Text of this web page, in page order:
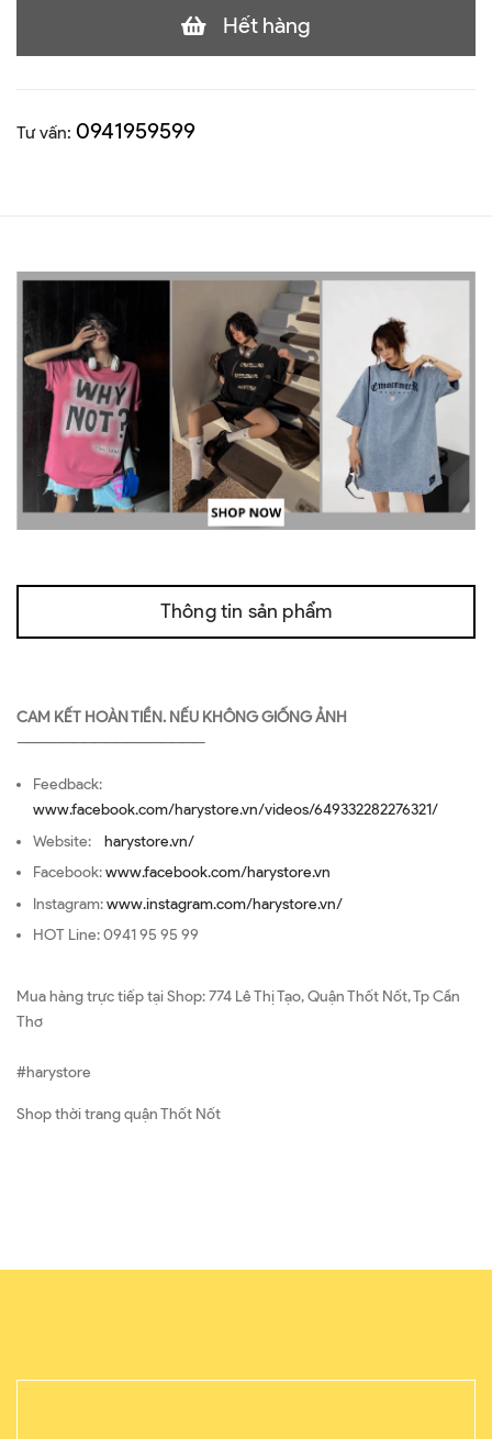
Hết hàng
Tư vấn: 0941959599
Thông tin sản phẩm
CAM KẾT HOÀN TIỀN. NẾU KHÔNG GIỐNG ẢNH
—————————————————
Feedback:
www.facebook.com/harystore.vn/videos/649332282276321/
Website: harystore.vn/
Facebook:www.facebook.com/harystore.vn
Instagram:www.instagram.com/harystore.vn/
HOT Line: 0941 95 95 99
Mua hàng trực tiếp tại Shop: 774 Lê Thị Tạo, Quận Thốt Nốt, Tp Cần
Thơ
#harystore
Shop thời trang quận Thốt Nốt